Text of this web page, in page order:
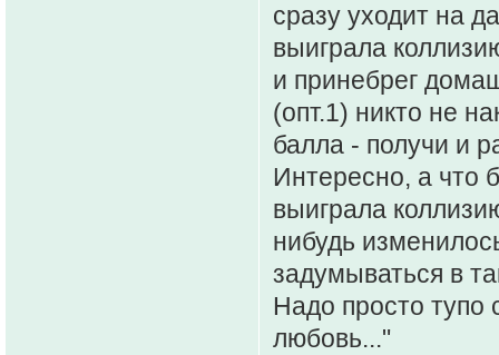
сразу уходит на
выиграла
и принебрег
(опт.1) никто не
балла - получи и
Интересно, а что
выиграла
нибудь
задумываться в
Надо просто тупо
любовь..."